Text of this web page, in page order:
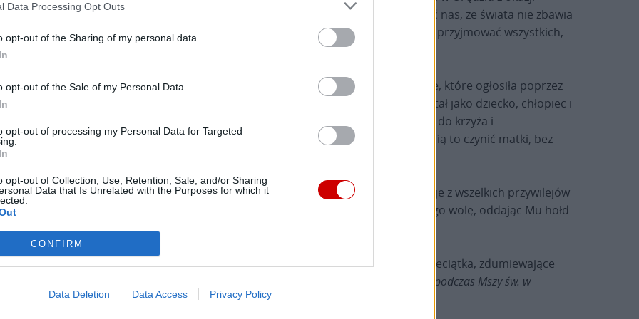
Data Processing Opt Outs
opt-out of the Sharing of my personal data.
opt-out of the Sale of my Personal Data.
opt-out of processing my Personal Data for Targeted
opt-out of Collection, Use, Retention, Sale, and/or Sharing
Data that Is Unrelated with the Purposes for which it
CONFIRM
Data Deletion Data Access Privacy Policy
nagi, bezbronny jak niemowlę w kołysce. A to wszystko po to, aby nauczyć nas, że świata nie zbawia
braci, ale raczej niestrudzenie starając się rozumieć, przebaczać, wyzwalać i przyjmować wszystkich,
ono się i wzrosło w Jej łonie, całkowicie zmieniając Jej życie. Jest to oblicze, które ogłosiła poprzez
mamy; oblicze, którego piękno kontemplowała dzień po dniu, gdy Jezus dorastał jako dziecko, chłopiec i
za Nim swoim sercem pokornej uczennicy, gdy przemierzał ścieżki swej misji, aż do krzyża i
się w pełni, porzucając oczekiwania, roszczenia i gwarancje, tak jak potrafią to czynić matki, bez
otrzymała dzięki łasce, aby z kolei ponownie ofiarować Go światu.
dwóch ogromnych „nieuzbrojonych” rzeczywistości: Boga, który rezygnuje z wszelkich przywilejów
2, 6-11), oraz rzeczywistości osoby, która z ufnością całkowicie przyjmuje Jego wolę, oddając Mu hołd
jaką jest wolność.
do spojrzenia na to, co pasterze znaleźli w Betlejem: „rozbrajająca łagodność Dzieciątka, zdumiewające
i Józefa” przemieniły ich życie, czyniąc ich „zwiastunami zbawienia” (
Homilia podczas Mszy św. w
Dzień Pokoju , 1 stycznia 2001)[2].